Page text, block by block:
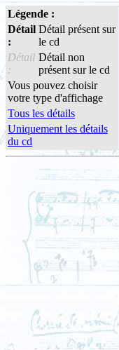
Légende :
Détail
:
Détail présent sur
le cd
Détail
:
Détail non
présent sur le cd
Vous pouvez choisir
votre type d'affichage
Tous les détails
Uniquement les détails
du cd